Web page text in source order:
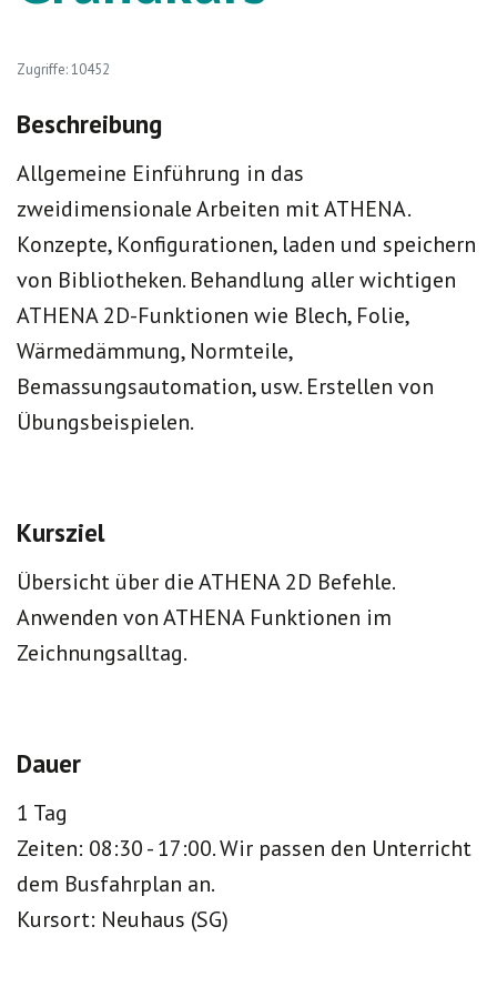
Zugriffe: 10452
Beschreibung
Allgemeine Einführung in das
zweidimensionale Arbeiten mit ATHENA.
Konzepte, Konfigurationen, laden und speichern
von Bibliotheken. Behandlung aller wichtigen
ATHENA 2D-Funktionen wie Blech, Folie,
Wärmedämmung, Normteile,
Bemassungsautomation, usw. Erstellen von
Übungsbeispielen.
Kursziel
Übersicht über die ATHENA 2D Befehle.
Anwenden von ATHENA Funktionen im
Zeichnungsalltag.
Dauer
1 Tag
Zeiten: 08:30 - 17:00. Wir passen den Unterricht
dem Busfahrplan an.
Kursort: Neuhaus (SG)